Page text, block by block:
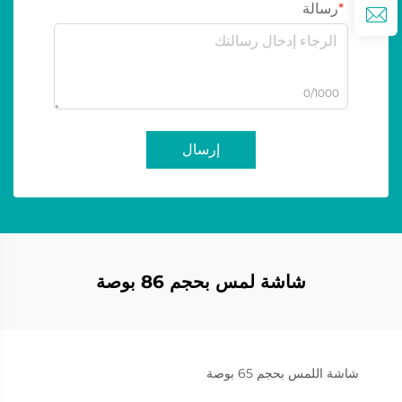
رسالة
0/1000
إرسال
شاشة لمس بحجم 86 بوصة
شاشة اللمس بحجم 65 بوصة